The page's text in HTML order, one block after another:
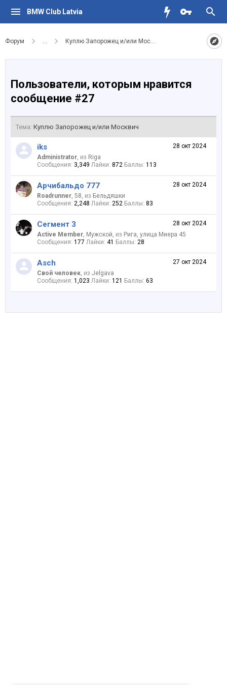
BMW Club Latvia
Форум ... Куплю Запорожец и/или Москвич
Пользователи, которым нравится
сообщение #27
Тема: Куплю Запорожец и/или Москвич
28 окт 2024
iks
Administrator, из Riga
Сообщения: 3,349 Лайки: 872 Баллы: 113
28 окт 2024
Арчибальдо 777
Roadrunner, 58, из Бельдяшки
Сообщения: 2,248 Лайки: 252 Баллы: 83
28 окт 2024
Сегмент 3
Active Member, Мужской, из Рига, улица Миера 45
Сообщения: 177 Лайки: 41 Баллы: 28
27 окт 2024
Asch
Свой человек, из Jelgava
Сообщения: 1,023 Лайки: 121 Баллы: 63